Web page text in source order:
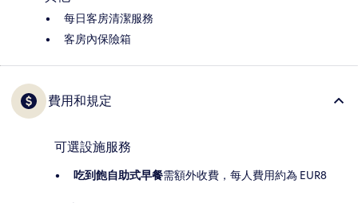
每日客房清潔服務
客房內保險箱
費用和規定
可選設施服務
吃到飽自助式早餐需額外收費，每人費用約為 EUR8